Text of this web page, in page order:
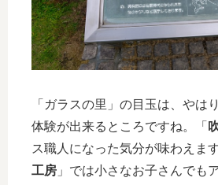
「ガラスの里」の目玉は、やは
体験が出来るところですね。「
ス職人になった気分が味わえま
工房 」では小さなお子さんでも